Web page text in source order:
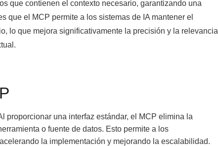
que contienen el contexto necesario, garantizando una
que el MCP permite a los sistemas de IA mantener el
lo que mejora significativamente la precisión y la relevancia
proporcionar una interfaz estándar, el MCP elimina la
o fuente de datos. Esto permite a los
la implementación y mejorando la escalabilidad.